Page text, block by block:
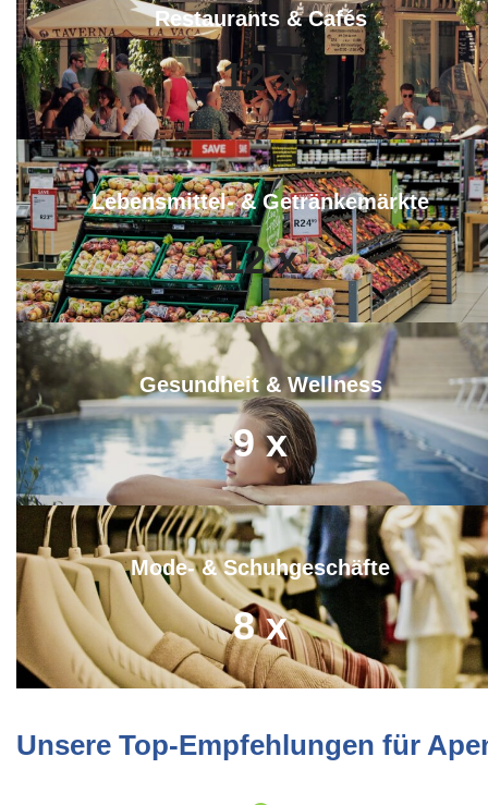
Restaurants & Cafés
12 x
Lebensmittel- & Getränkemärkte
12 x
Gesundheit & Wellness
9 x
Mode- & Schuhgeschäfte
8 x
Unsere Top-Empfehlungen für